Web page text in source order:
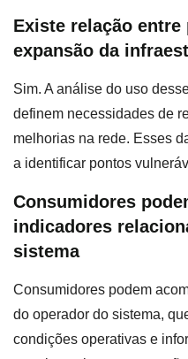
Existe relação
expansão da
Sim. A análise do uso
definem necessidades de
melhorias na rede. Esses
a identificar pontos
Consumidores
indicadores
sistema
Consumidores podem
do operador do sistema,
condições operativas e